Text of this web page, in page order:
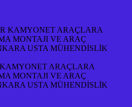
ARAÇLARA
MONTAJI VE ARAÇ
USTA MÜHENDİSLİK